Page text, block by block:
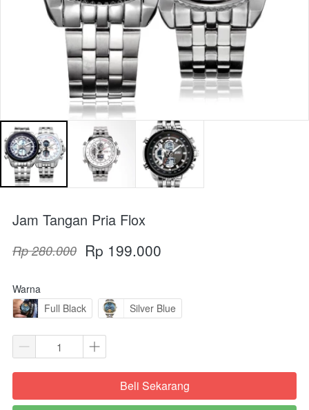
Jam Tangan Pria Flox
Rp 280.000 Rp 199.000
Warna
Full Black
Silver Blue
`Beli Sekarang